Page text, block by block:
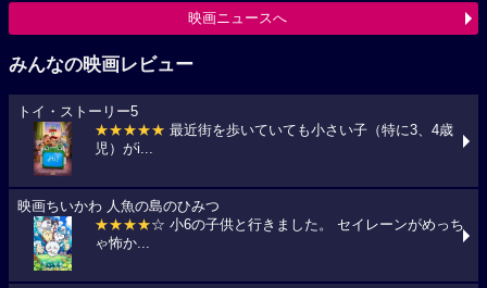
映画ニュースへ
みんなの映画レビュー
トイ・ストーリー5
★★★★★ 最近街を歩いていても小さい子（特に3、4歳
児）がi...
映画ちいかわ 人魚の島のひみつ
★★★★☆ 小6の子供と行きました。 セイレーンがめっち
ゃ怖か...